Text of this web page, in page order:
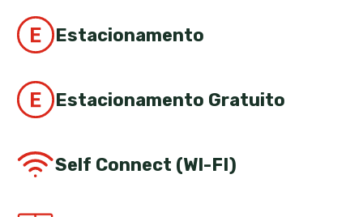
Estacionamento
Estacionamento Gratuito
Self Connect (WI-FI)